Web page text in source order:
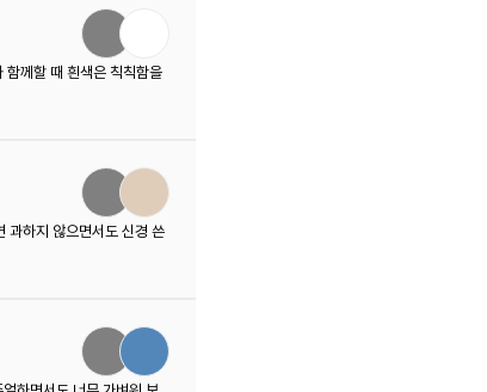
함께할 때 흰색은 칙칙함을
과하지 않으면서도 신경 쓴